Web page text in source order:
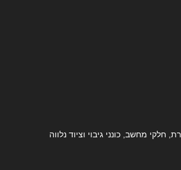
מחשב, כונני גיבוי וציוד נלווה